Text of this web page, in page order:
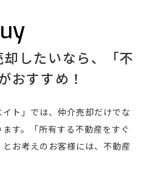
Buy
おすすめ！
ト」では、仲介売却だけでな
す。「所有する不動産をすぐ
お考えのお客様には、不動産